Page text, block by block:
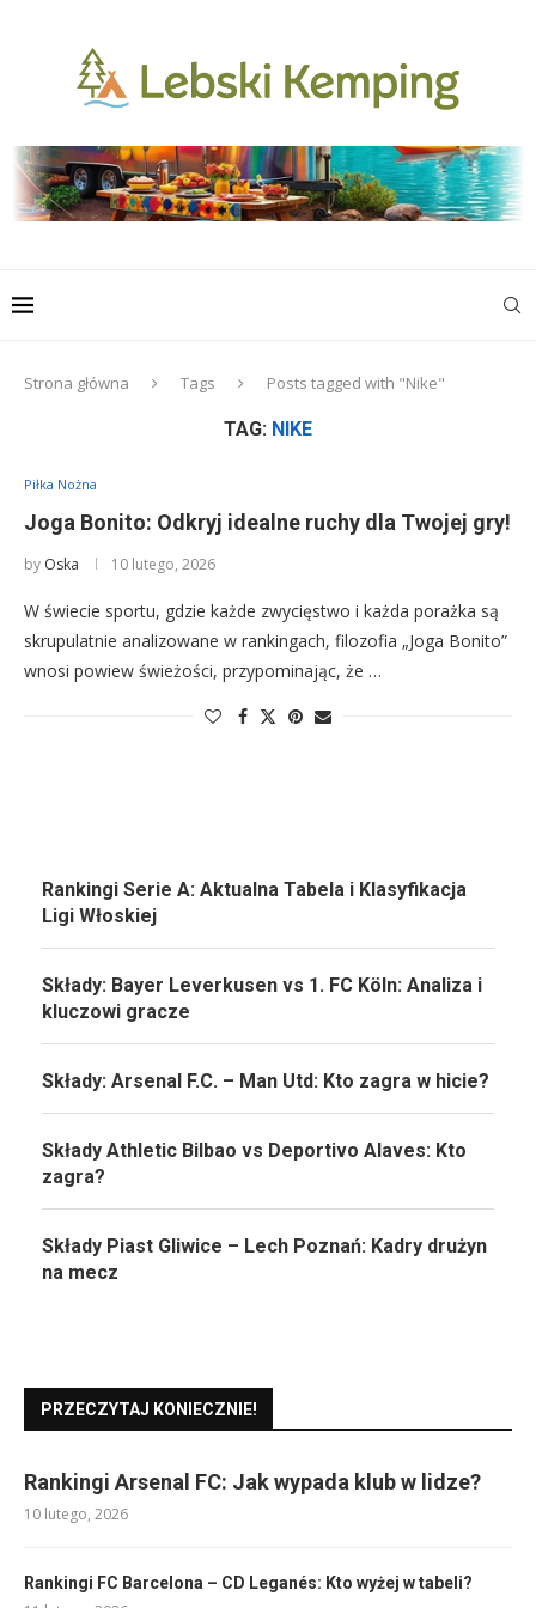
Strona główna Tags Posts tagged with "Nike"
TAG: NIKE
Piłka Nożna
Joga Bonito: Odkryj idealne ruchy dla Twojej gry!
by Oska 10 lutego, 2026
W świecie sportu, gdzie każde zwycięstwo i każda porażka są
skrupulatnie analizowane w rankingach, filozofia „Joga Bonito”
wnosi powiew świeżości, przypominając, że …
Rankingi Serie A: Aktualna Tabela i Klasyfikacja
Ligi Włoskiej
Składy: Bayer Leverkusen vs 1. FC Köln: Analiza i
kluczowi gracze
Składy: Arsenal F.C. – Man Utd: Kto zagra w hicie?
Składy Athletic Bilbao vs Deportivo Alaves: Kto
zagra?
Składy Piast Gliwice – Lech Poznań: Kadry drużyn
na mecz
PRZECZYTAJ KONIECZNIE!
Rankingi Arsenal FC: Jak wypada klub w lidze?
10 lutego, 2026
Rankingi FC Barcelona – CD Leganés: Kto wyżej w tabeli?